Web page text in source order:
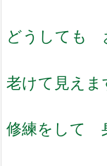
どうしても
老けて見えま
修練をして